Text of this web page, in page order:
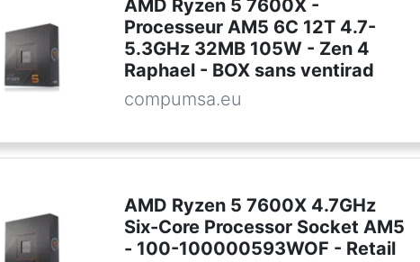
AMD Ryzen 5 7600X -
Processeur AM5 6C 12T 4.7-
5.3GHz 32MB 105W - Zen 4
Raphael - BOX sans ventirad
compumsa.eu
AMD Ryzen 5 7600X 4.7GHz
Six-Core Processor Socket AM5
- 100-100000593WOF - Retail